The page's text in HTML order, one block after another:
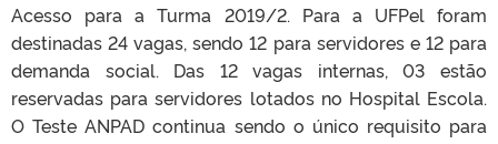
Acesso para a Turma 2019/2. Para a UFPel foram
destinadas 24 vagas, sendo 12 para servidores e 12 para
demanda social. Das 12 vagas internas, 03 estão
reservadas para servidores lotados no Hospital Escola.
O Teste ANPAD continua sendo o único requisito para